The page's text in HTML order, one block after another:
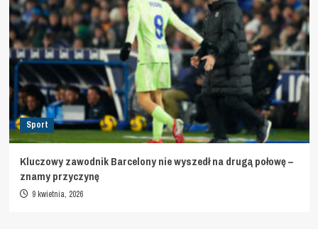
Sport
Kluczowy zawodnik Barcelony nie wyszedł na drugą połowę –
znamy przyczynę
9 kwietnia, 2026